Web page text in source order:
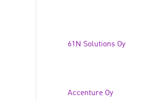
61N Solutions Oy
Accenture Oy